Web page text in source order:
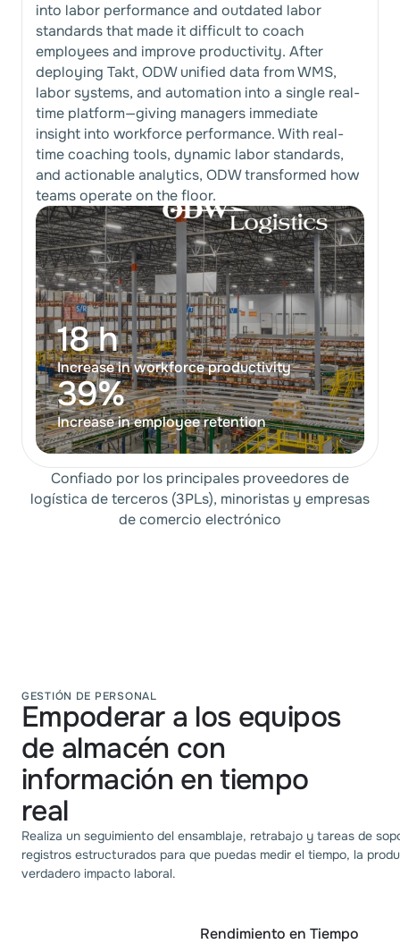
into labor performance and outdated labor
standards that made it difficult to coach
employees and improve productivity. After
deploying Takt, ODW unified data from WMS,
labor systems, and automation into a single real-
time platform—giving managers immediate
insight into workforce performance. With real-
time coaching tools, dynamic labor standards,
and actionable analytics, ODW transformed how
teams operate on the floor.
18 h
Increase in workforce productivity
39%
Increase in employee retention
Confiado por los principales proveedores de
logística de terceros (3PLs), minoristas y empresas
de comercio electrónico
GESTIÓN DE PERSONAL
Empoderar a los equipos
de almacén con
información en tiempo
real
Realiza un seguimiento del ensamblaje, retrabajo y tareas de
registros estructurados para que puedas medir el tiempo, la
verdadero impacto laboral.
Rendimiento en Tiempo